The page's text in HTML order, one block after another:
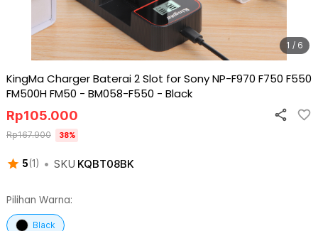
1 / 6
KingMa Charger Baterai 2 Slot for Sony NP-F970 F750 F550
FM500H FM50 - BM058-F550 - Black
5(1 ) • SKU KQBT08BK
Rp105.000
Rp167.900 38%
Pilihan Warna:
Black